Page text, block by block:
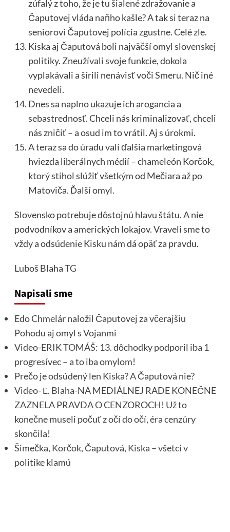
zúfalý z toho, že je tu šialené zdražovanie a
Čaputovej vláda naňho kašle? A tak si teraz na
seniorovi Čaputovej polícia zgustne. Celé zle.
Kiska aj Čaputová boli najväčší omyl slovenskej
politiky. Zneužívali svoje funkcie, dokola
vyplakávali a šírili nenávisť voči Smeru. Nič iné
nevedeli.
Dnes sa naplno ukazuje ich arogancia a
sebastrednosť. Chceli nás kriminalizovať, chceli
nás zničiť – a osud im to vrátil. Aj s úrokmi.
A teraz sa do úradu valí ďalšia marketingová
hviezda liberálnych médií – chameleón Korčok,
ktorý stihol slúžiť všetkým od Mečiara až po
Matoviča. Ďalší omyl.
Slovensko potrebuje dôstojnú hlavu štátu. A nie
podvodníkov a amerických lokajov. Vraveli sme to
vždy a odsúdenie Kisku nám dá opäť za pravdu.
Luboš BlahaTG
Napisali sme
Edo Chmelár naložil Čaputovej za včerajšiu
Pohodu aj omyl s Vojanmi
Video-ERIK TOMÁŠ: 13. dôchodky podporil iba 1
progresívec – a to iba omylom!
Prečo je odsúdený len Kiska? A Čaputová nie?
Video- Ľ. Blaha-NA MEDIÁLNEJ RADE KONEČNE
ZAZNELA PRAVDA O CENZOROCH! Už to
konečne museli počuť z očí do očí, éra cenzúry
skončila!
Šimečka, Korčok, Čaputová, Kiska – všetci v
politike klamú